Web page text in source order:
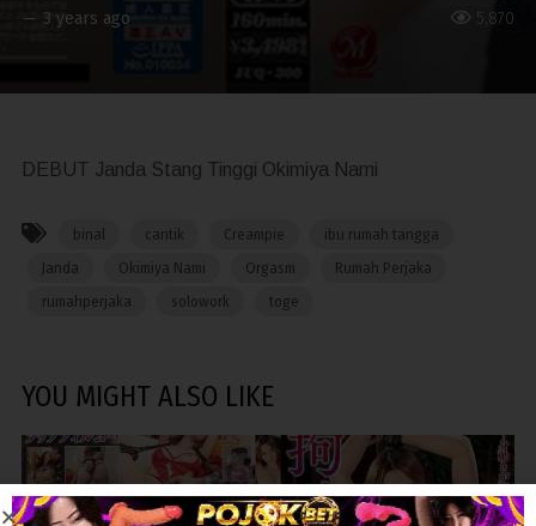
5,870
— 3 years ago
DEBUT Janda Stang Tinggi Okimiya Nami
binal cantik Creampie
ibu rumah tangga
Janda
Okimiya Nami Orgasm
Rumah Perjaka
rumahperjaka
solowork toge
YOU MIGHT ALSO LIKE